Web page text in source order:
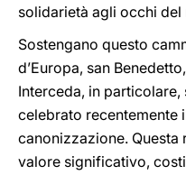
solidarietà agli occhi del
Sostengano questo
d’Europa, san
Interceda, in
celebrato recentemente
canonizzazione. Questa
valore significativo,